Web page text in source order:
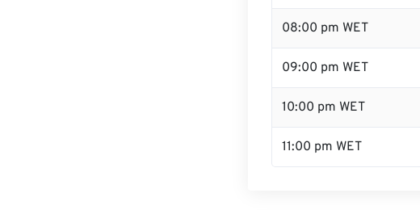
08:00 pm WET
09:00 pm WET
10:00 pm WET
11:00 pm WET